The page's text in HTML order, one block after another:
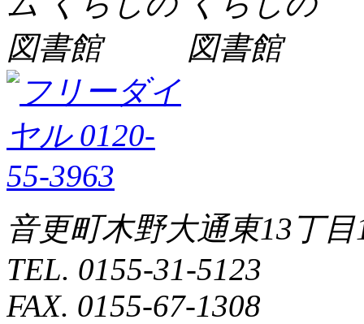
音更町木野大通東13丁目
TEL. 0155-31-5123
FAX. 0155-67-1308